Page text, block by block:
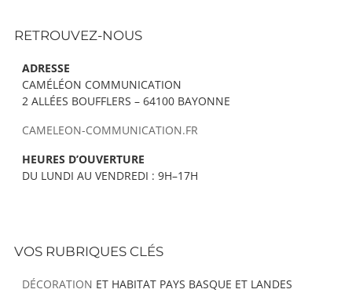
RETROUVEZ-NOUS
ADRESSE
CAMÉLÉON COMMUNICATION
2 ALLÉES BOUFFLERS – 64100 BAYONNE
CAMELEON-COMMUNICATION.FR
HEURES D’OUVERTURE
DU LUNDI AU VENDREDI : 9H–17H
VOS RUBRIQUES CLÉS
DÉCORATION ET HABITAT PAYS BASQUE ET LANDES